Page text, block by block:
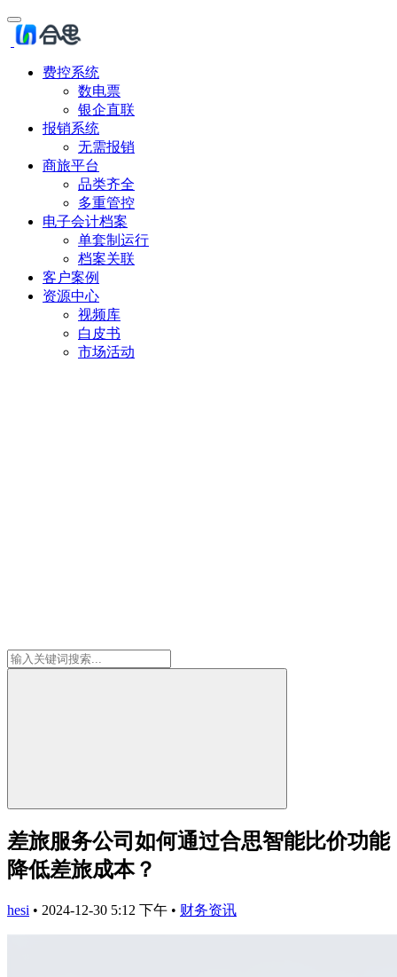
费控系统
数电票
银企直联
报销系统
无需报销
商旅平台
品类齐全
多重管控
电子会计档案
单套制运行
档案关联
客户案例
资源中心
视频库
白皮书
市场活动
差旅服务公司如何通过合思智能比价功能
降低差旅成本？
hesi • 2024-12-30 5:12 下午 • 财务资讯